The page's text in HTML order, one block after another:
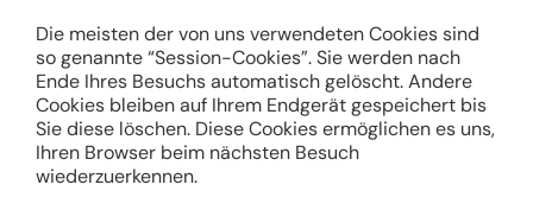
Die meisten der von uns verwendeten Cookies sind
so genannte “Session-Cookies”. Sie werden nach
Ende Ihres Besuchs automatisch gelöscht. Andere
Cookies bleiben auf Ihrem Endgerät gespeichert bis
Sie diese löschen. Diese Cookies ermöglichen es uns,
Ihren Browser beim nächsten Besuch
wiederzuerkennen.